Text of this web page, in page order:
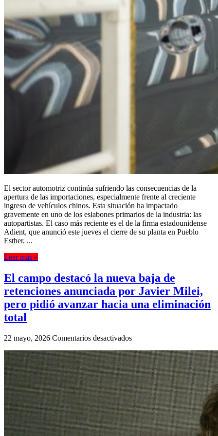
casi
El sector automotriz continúa sufriendo las consecuencias de la
apertura de las importaciones, especialmente frente al creciente
ingreso de vehículos chinos. Esta situación ha impactado
gravemente en uno de los eslabones primarios de la industria: las
autopartistas. El caso más reciente es el de la firma estadounidense
Adient, que anunció este jueves el cierre de su planta en Pueblo
Esther, ...
Leer más »
El campo destacó la nueva baja de
retenciones anunciada por Javier Milei,
pero pidió avanzar hacia una eliminación
total
22 mayo, 2026 Comentarios desactivadosen
campo
destacó
la
nueva
baja
de
retenciones
anunciada
por
Javier